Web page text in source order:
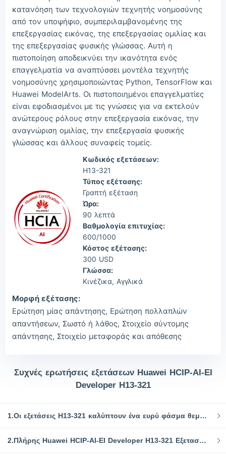
Luc*** 2026/08/08 order Huawei ***
κατανόηση των τεχνολογιών τεχνητής νοημοσύνης
από τον υποψήφιο, συμπεριλαμβανομένης της
επεξεργασίας εικόνας, της επεξεργασίας ομιλίας και
της επεξεργασίας φυσικής γλώσσας. Αυτή η
πιστοποίηση αποδεικνύει την ικανότητα ενός
επαγγελματία να αναπτύσσει μοντέλα τεχνητής
νοημοσύνης χρησιμοποιώντας Python, TensorFlow και
Huawei ModelArts. Οι πιστοποιημένοι επαγγελματίες
είναι εφοδιασμένοι με τις γνώσεις για να εκτελούν
ανώτερους ρόλους στην επεξεργασία εικόνας, την
αναγνώριση ομιλίας, την επεξεργασία φυσικής
γλώσσας και άλλους συναφείς τομείς.
Κωδικός εξετάσεων:
H13-321
Τύπος εξέτασης:
Γραπτή εξέταση
Ώρα:
90 λεπτά
Βαθμολογία επιτυχίας:
600/1000
Κόστος εξέτασης:
300 USD
Γλώσσα:
Κινέζικα, Αγγλικά
Μορφή εξέτασης:
Ερώτηση μίας απάντησης, Ερώτηση πολλαπλών
απαντήσεων, Σωστό ή λάθος, Στοιχείο σύντομης
απάντησης, Στοιχείο μεταφοράς και απόθεσης
Συχνές ερωτήσεις εξετάσεων Huawei HCIP-AI-EI
Developer H13-321
1.Οι εξετάσεις H13-321 καλύπτουν ένα ευρύ φάσμα θεμάτων που είναι απαραίτητα για τους επαγγελματίες του AI:
2.Πλήρης Huawei HCIP-AI-EI Developer H13-321 Εξεταστικοί πόροι